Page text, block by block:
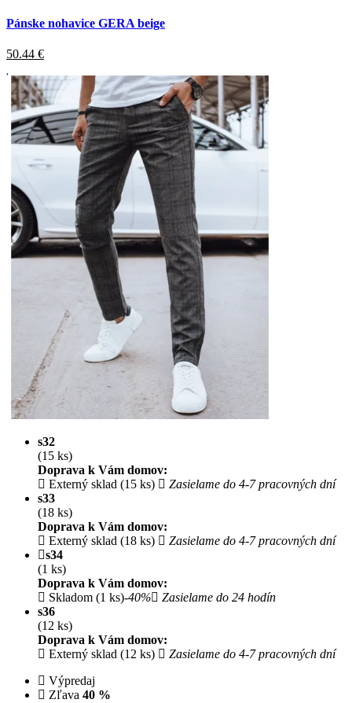
Pánske nohavice GERA beige
50.44 €
s32
(15 ks)
Doprava k Vám domov:
Externý sklad (15 ks)
Zasielame do 4-7 pracovných dní
s33
(18 ks)
Doprava k Vám domov:
Externý sklad (18 ks)
Zasielame do 4-7 pracovných dní
s34
(1 ks)
Doprava k Vám domov:
Skladom (1 ks)-40%
Zasielame do 24 hodín
s36
(12 ks)
Doprava k Vám domov:
Externý sklad (12 ks)
Zasielame do 4-7 pracovných dní
Výpredaj
Zľava 40 %